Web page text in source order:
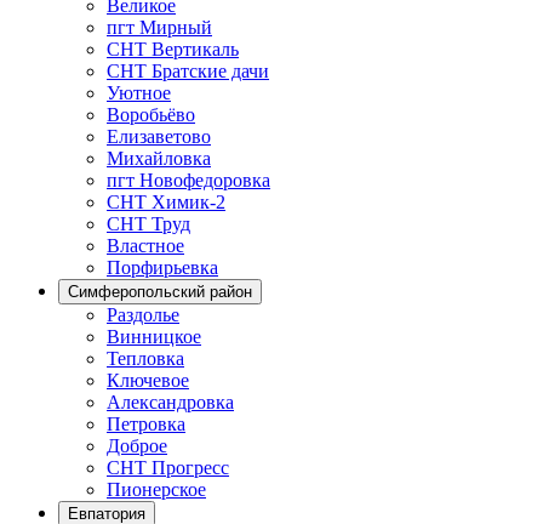
Великое
пгт Мирный
СНТ Вертикаль
СНТ Братские дачи
Уютное
Воробьёво
Елизаветово
Михайловка
пгт Новофедоровка
СНТ Химик-2
СНТ Труд
Властное
Порфирьевка
Симферопольский район
Раздолье
Винницкое
Тепловка
Ключевое
Александровка
Петровка
Доброе
СНТ Прогресс
Пионерское
Евпатория